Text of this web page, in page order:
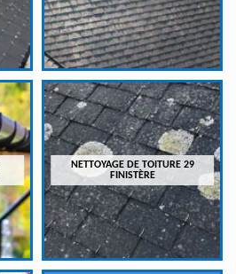
NETTOYAGE DE TOITURE 29
FINISTÈRE